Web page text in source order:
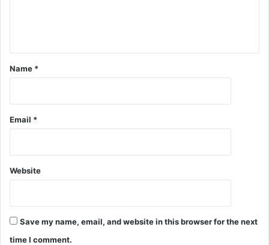
Name *
Email *
Website
Save my name, email, and website in this browser for the next
time I comment.